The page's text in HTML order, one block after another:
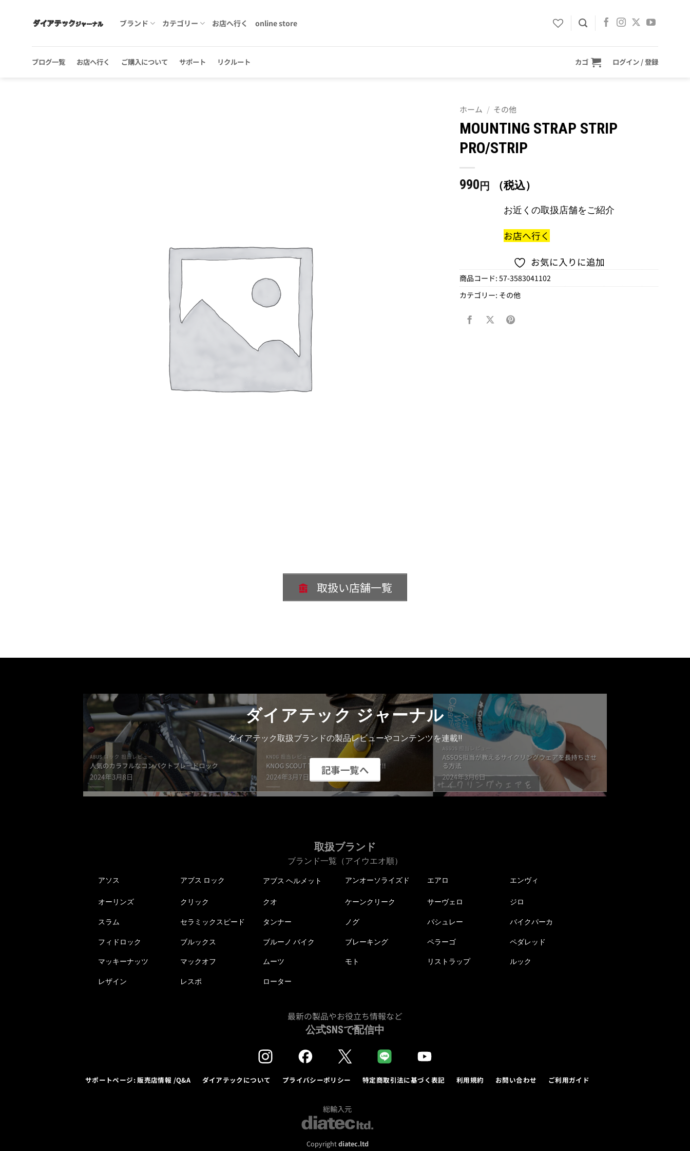
ブランド カテゴリー お店へ行く online store
ブログ一覧 お店へ行く ご購入について サポート リクルート カゴ ログイン / 登録
ホーム / その他
MOUNTING STRAP STRIP
PRO/STRIP
990 円 （税込）
お近くの取扱店舗をご紹介
お店へ行く
お気に入りに追加
商品コード:57-3583041102
カテゴリー: その他
取扱い店舗一覧
ダイアテック ジャーナル
ダイアテック取扱ブランドの製品レビューやコンテンツを連載!!
記事一覧へ
取扱ブランド
ブランド一覧（アイウエオ順）
アソス アブス ロック アブス ヘルメット アンオーソライズド エアロ エンヴィ
オーリンズ クリック クオ ケーンクリーク サーヴェロ ジロ
スラム セラミックスピード タンナー ノグ パシュレー バイクパーカ
フィドロック ブルックス ブルーノ バイク ブレーキング ペラーゴ ペダレッド
マッキーナッツ マックオフ ムーツ モト リストラップ ルック
レザイン レスポ ローター
最新の製品やお役立ち情報など
公式SNSで配信中
サポートページ: 販売店情報 /Q&A ダイアテックについて プライバシーポリシー 特定商取引法に基づく表記 利用規約 お問い合わせ ご利用ガイド
総輸入元
Copyrightdiatec.ltd